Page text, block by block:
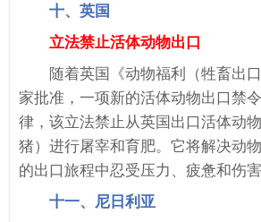
十、英国
立法禁止活体动物出口
随着英国《动物福利（牲畜出
家批准，一项新的活体动物出口禁
律，该立法禁止从英国出口活体动
猪）进行屠宰和育肥。它将解决动
的出口旅程中忍受压力、疲惫和伤害
十一、尼日利亚